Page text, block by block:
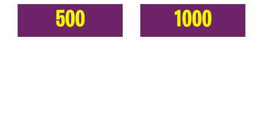
500 1000